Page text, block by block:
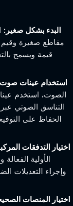
البدء بشكل صغير:
مقاطع صغيرة وقيم
قيمة ويسمح
استخدام عينات صوت
الصوت، استخدم
التناسق الصوتي
الحفاظ على
اختيار التدفقات
الأولية
وإجراء التعديلات
اختيار المنصات